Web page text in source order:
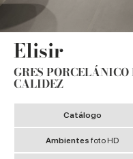
Elisir
GRES
CALIDEZ
Catálogo
Ambientesfoto HD